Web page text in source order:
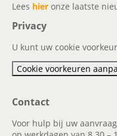
Lees hier onze laatste
Privacy
U kunt uw cookie
Cookie voorkeuren
Contact
Voor hulp bij uw